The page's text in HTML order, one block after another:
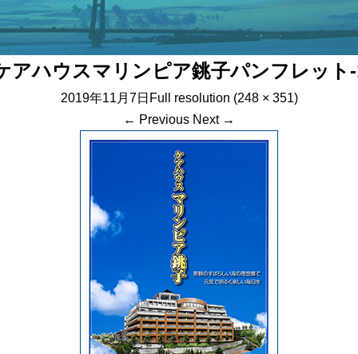
アハウスマリンピア銚子パンフレット
2019年11月7日 Full resolution (248 × 351)
← Previous Next →